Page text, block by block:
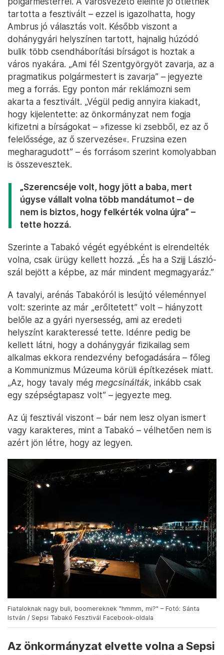
tartotta a fesztivált – ezzel is igazolhatta, hogy
Ambrus jó választás volt. Később viszont a
dohánygyári helyszínen tartott, hajnalig húzódó
bulik több csendháborítási bírságot is hoztak a
város nyakára. „Ami fél Szentgyörgyöt zavarja, az a
pragmatikus polgármestert is zavarja” – jegyezte
meg a forrás. Egy ponton már reklámozni sem
akarta a fesztivált. „Végül pedig annyira kiakadt,
hogy kijelentette: az önkormányzat nem fogja
kifizetni a bírságokat – »fizesse ki zsebből, ez az ő
felelőssége, az ő szervezése«. Fruzsina ezen
megharagudott” – és forrásom szerint komolyabban
is összevesztek.
„Szerencséje volt, hogy jött a baba, mert
úgyse vállalt volna több mandátumot – de
nem is biztos, hogy felkérték volna újra” –
tette hozzá.
Szerinte a Tabakó végét egyébként is elrendelték
volna, csak ürügy kellett hozzá. „És ha a Szijj László-
szál bejött a képbe, az már mindent megmagyaráz.”
A tavalyi, arénás Tabakóról is lesújtó véleménnyel
volt: szerinte az már „erőltetett” volt – hiányzott
belőle az a gyári nyersesség, ami az eredeti
helyszínt karakteressé tette. Idénre pedig be
kellett látni, hogy a dohánygyár fizikailag sem
alkalmas ekkora rendezvény befogadására – főleg
a Kommunizmus Múzeuma körüli építkezések miatt.
„Az, hogy tavaly még megcsinálták, inkább csak
egy szépségtapasz volt” – jegyezte meg.
Az új fesztivál viszont – bár nem lesz olyan ismert
vagy karakteres, mint a Tabakó – vélhetően nem is
azért jön létre, hogy az legyen.
Fiataloknak nagy buli, boomereknek "hmmm, mi?" – Fotó: Sánta
István / Sepsi Tabakó Fesztivál Facebook-oldala
Az önkormányzat elvette volna a Sepsi